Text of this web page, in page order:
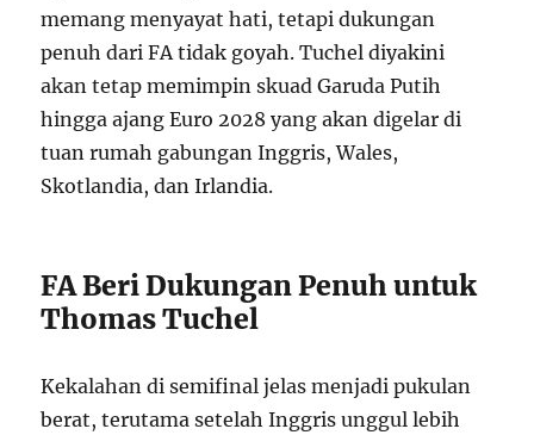
memang menyayat hati, tetapi dukungan
penuh dari FA tidak goyah. Tuchel diyakini
akan tetap memimpin skuad Garuda Putih
hingga ajang Euro 2028 yang akan digelar di
tuan rumah gabungan Inggris, Wales,
Skotlandia, dan Irlandia.
FA Beri Dukungan Penuh untuk
Thomas Tuchel
Kekalahan di semifinal jelas menjadi pukulan
berat, terutama setelah Inggris unggul lebih